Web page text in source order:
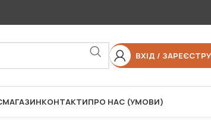
ВХІД /
МАГАЗИНКОНТАКТИПРО НАС (УМОВИ)